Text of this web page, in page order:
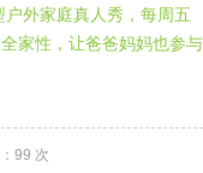
外家庭真人秀，每周五
家性，让爸爸妈妈也参与
99 次